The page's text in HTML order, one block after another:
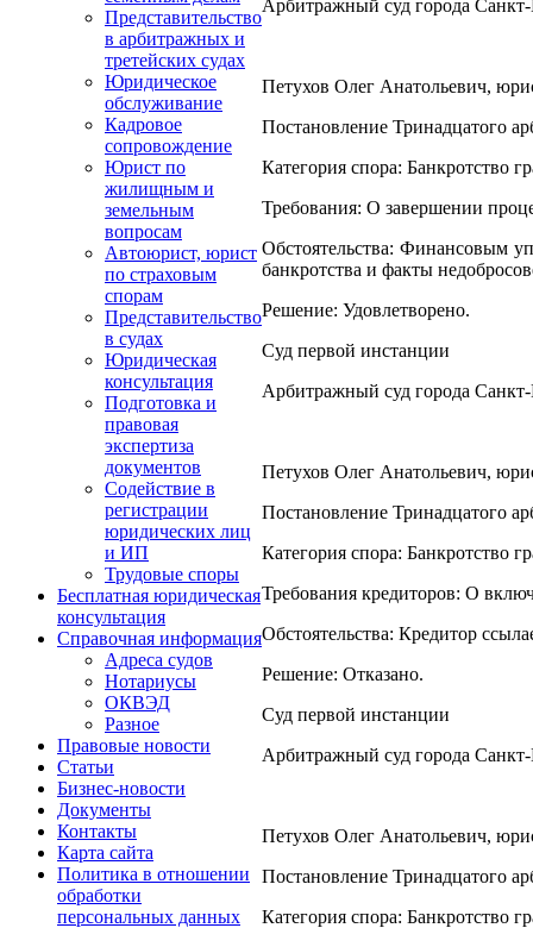
Представительство
в арбитражных и
третейских судах
Юридическое
обслуживание
Кадровое
сопровождение
Юрист по
жилищным и
земельным
вопросам
Автоюрист, юрист
по страховым
спорам
Представительство
в судах
Юридическая
консультация
Подготовка и
правовая
экспертиза
документов
Содействие в
регистрации
юридических лиц
и ИП
Трудовые споры
Бесплатная юридическая
консультация
Справочная информация
Адреса судов
Нотариусы
ОКВЭД
Разное
Правовые новости
Статьи
Бизнес-новости
Документы
Контакты
Карта сайта
Политика в отношении
обработки
персональных данных
Арбитражный суд города
Петухов Олег Анатольевич,
Постановление Тринадцатого
Категория спора: Банкротство
Требования: О завершении
Обстоятельства: Финансовым
банкротства и факты
Решение: Удовлетворено.
Суд первой инстанции
Арбитражный суд города
Петухов Олег Анатольевич,
Постановление Тринадцатого
Категория спора: Банкротство
Требования кредиторов: О
Обстоятельства: Кредитор
Решение: Отказано.
Суд первой инстанции
Арбитражный суд города
Петухов Олег Анатольевич,
Постановление Тринадцатого
Категория спора: Банкротство